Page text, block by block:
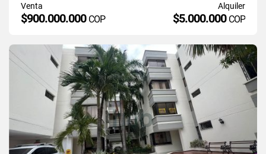
Venta
$900.000.000 COP
Alquiler
$5.000.000 COP